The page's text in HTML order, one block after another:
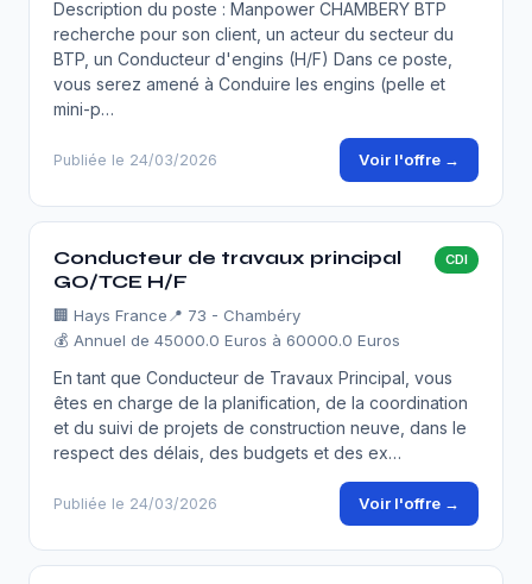
Description du poste : Manpower CHAMBERY BTP
recherche pour son client, un acteur du secteur du
BTP, un Conducteur d'engins (H/F) Dans ce poste,
vous serez amené à Conduire les engins (pelle et
mini-p…
Publiée le 24/03/2026 Voir l'offre →
Conducteur de travaux principal
GO/TCE H/F
CDI
🏢 Hays France 📍 73 - Chambéry
💰 Annuel de 45000.0 Euros à 60000.0 Euros
En tant que Conducteur de Travaux Principal, vous
êtes en charge de la planification, de la coordination
et du suivi de projets de construction neuve, dans le
respect des délais, des budgets et des ex…
Publiée le 24/03/2026 Voir l'offre →